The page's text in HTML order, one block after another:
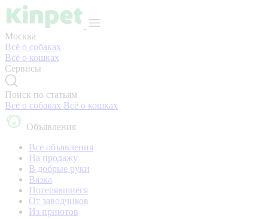
Москва
Всё о собаках
Всё о кошках
Сервисы
Поиск по статьям
Всё о собаках Всё о кошках
Объявления
Все объявления
На продажу
В добрые руки
Вязка
Потерявшиеся
От заводчиков
Из приютов